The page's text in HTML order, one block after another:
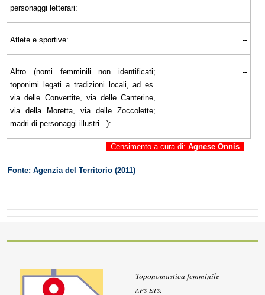
personaggi letterari:
Atlete e sportive: --
Altro (nomi femminili non identificati;
toponimi legati a tradizioni locali, ad es.
via delle Convertite, via delle Canterine,
via della Moretta, via delle Zoccolette;
madri di personaggi illustri...):
--
Censimento a cura di: Agnese Onnis
Fonte: Agenzia del Territorio (2011)
Toponomastica femminile
APS-ETS: